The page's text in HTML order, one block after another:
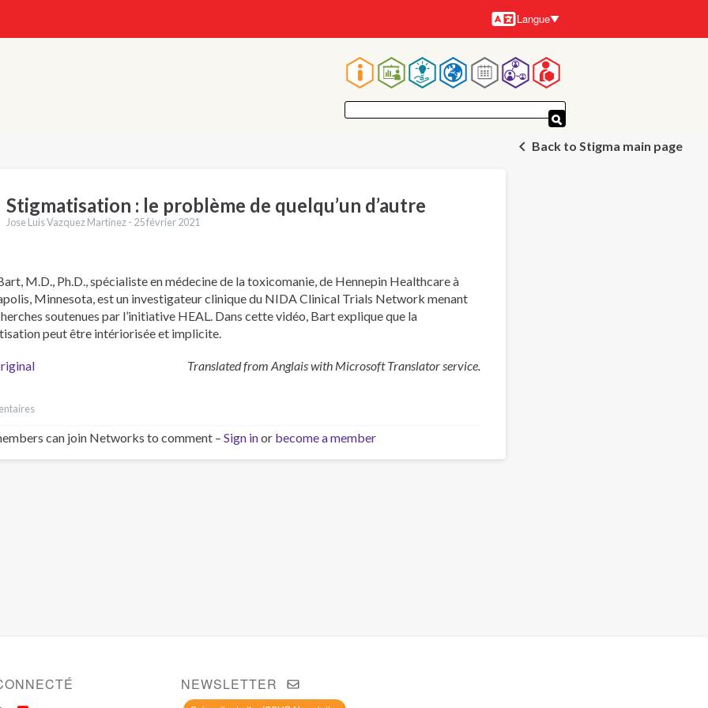
Langues
Langue
Navigation
principale
Back to Stigma main page
Stigmatisation : le problème de quelqu’un d’autre
Jose Luis Vazquez Martinez - 25 février 2021
M.D., Ph.D., spécialiste en médecine de la toxicomanie, de Hennepin Healthcare à
Minnesota, est un investigateur clinique du NIDA Clinical Trials Network menant
soutenues par l’initiative HEAL. Dans cette vidéo, Bart explique que la
peut être intériorisée et implicite.
Translated from Anglaiswith Microsoft Translator service.
can join Networks to comment – Sign inor become a member
NEWSLETTER